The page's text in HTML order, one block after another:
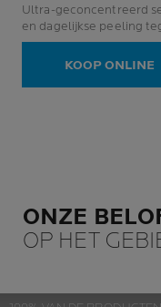
Ultra-geconcentreerd
en dagelijkse peeling
onzuiverheden en
restlittekens.KOOP ONLINE
ONZE
OP HET